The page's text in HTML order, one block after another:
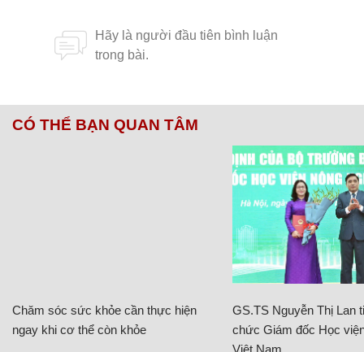
CÓ THỂ BẠN QUAN TÂM
Chăm sóc sức khỏe cần thực hiện
ngay khi cơ thể còn khỏe
GS.TS Nguyễn Thị Lan
chức Giám đốc Học